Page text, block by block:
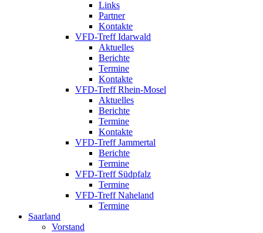
Links
Partner
Kontakte
VFD-Treff Idarwald
Aktuelles
Berichte
Termine
Kontakte
VFD-Treff Rhein-Mosel
Aktuelles
Berichte
Termine
Kontakte
VFD-Treff Jammertal
Berichte
Termine
VFD-Treff Südpfalz
Termine
VFD-Treff Naheland
Termine
Saarland
Vorstand